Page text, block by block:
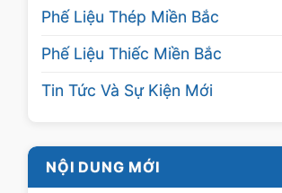
Phế Liệu Thép Miền Bắc
Phế Liệu Thiếc Miền Bắc
Tin Tức Và Sự Kiện Mới
NỘI DUNG MỚI